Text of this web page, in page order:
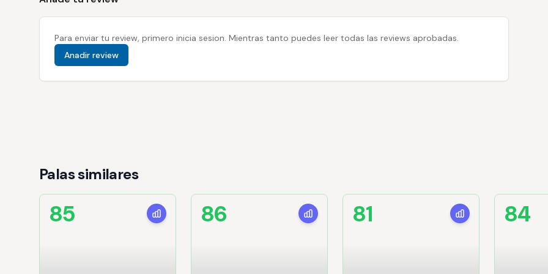
Para enviar tu review, primero inicia sesion. Mientras tanto puedes leer todas las reviews aprobadas.
Anadir review
Palas similares
85 86 81 84